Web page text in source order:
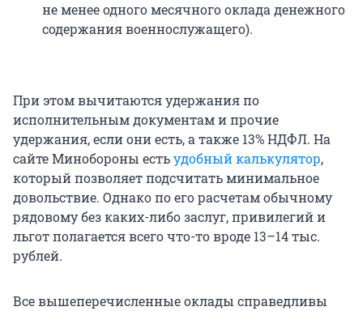
не менее одного месячного оклада денежного
содержания военнослужащего).
При этом вычитаются удержания по
исполнительным документам и прочие
удержания, если они есть, а также 13% НДФЛ. На
сайте Минобороны естьудобный калькулятор,
который позволяет подсчитать минимальное
довольствие. Однако по его расчетам обычному
рядовому без каких-либо заслуг, привилегий и
льгот полагается всего что-то вроде 13–14 тыс.
рублей.
Все вышеперечисленные оклады справедливы